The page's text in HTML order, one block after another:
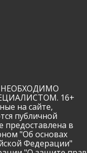
16+
на сайте,
публичной
в
"Об основах
Федерации"